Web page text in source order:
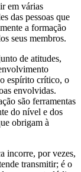
em várias
das pessoas que
a formação
seus membros.
de atitudes,
espírito crítico, o
envolvidas.
são ferramentas
do nível e dos
obrigam à
incorre, por vezes,
transmitir; é o